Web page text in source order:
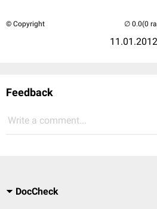
© Copyright
11.01.2012
(0
Feedback
Write a comment...
DocCheck